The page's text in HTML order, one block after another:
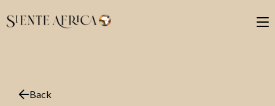
Back